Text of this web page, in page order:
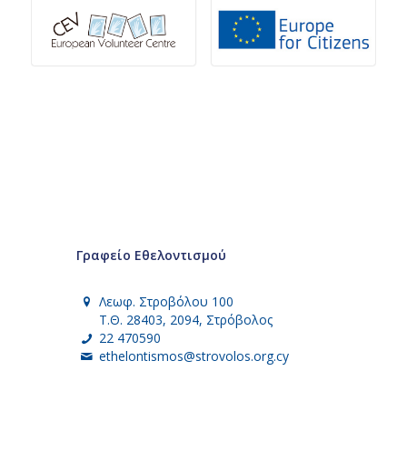
Γραφείο Εθελοντισμού
Λεωφ. Στροβόλου 100
Τ.Θ. 28403, 2094, Στρόβολος
22 470590
ethelontismos@strovolos.org.cy